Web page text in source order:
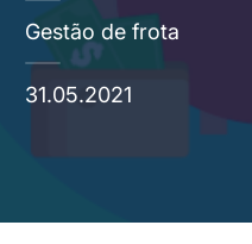
Gestão de frota
31.05.2021